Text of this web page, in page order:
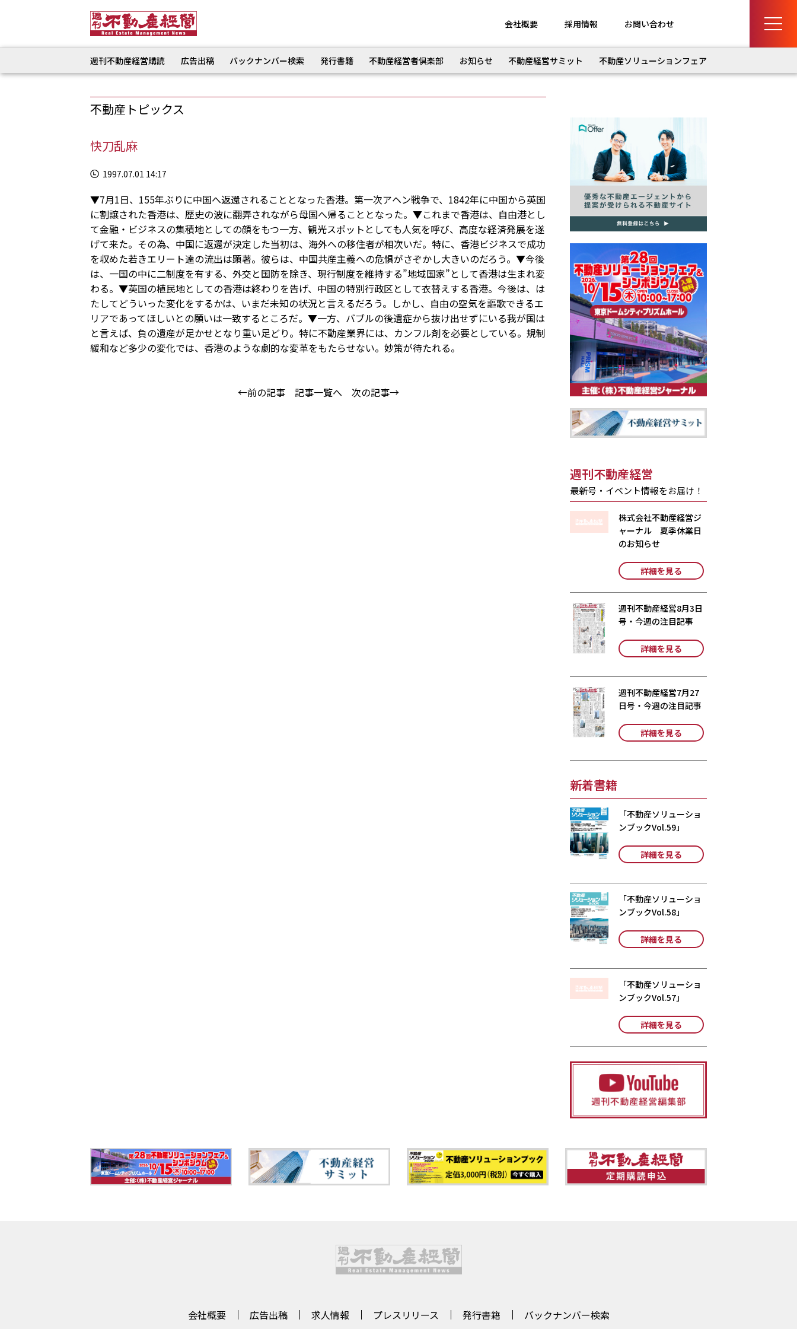
会社概要 採用情報 お問い合わせ
週刊不動産経営購読 広告出稿 バックナンバー検索 発行書籍 不動産経営者倶楽部 お知らせ 不動産経営サミット 不動産ソリューションフェア
不動産トピックス
快刀乱麻
1997.07.01 14:17
▼7月1日、155年ぶりに中国へ返還されることとなった香港。第一次アヘン戦争で、1842年に中国から英国
に割譲された香港は、歴史の波に翻弄されながら母国へ帰ることとなった。▼これまで香港は、自由港とし
て金融・ビジネスの集積地としての顔をもつ一方、観光スポットとしても人気を呼び、高度な経済発展を遂
げて来た。その為、中国に返還が決定した当初は、海外への移住者が相次いだ。特に、香港ビジネスで成功
を収めた若きエリート達の流出は顕著。彼らは、中国共産主義への危惧がさぞかし大きいのだろう。▼今後
は、一国の中に二制度を有する、外交と国防を除き、現行制度を維持する”地域国家”として香港は生まれ変
わる。▼英国の植民地としての香港は終わりを告げ、中国の特別行政区として衣替えする香港。今後は、は
たしてどういった変化をするかは、いまだ未知の状況と言えるだろう。しかし、自由の空気を謳歌できるエ
リアであってほしいとの願いは一致するところだ。▼一方、バブルの後遺症から抜け出せずにいる我が国は
と言えば、負の遺産が足かせとなり重い足どり。特に不動産業界には、カンフル剤を必要としている。規制
緩和など多少の変化では、香港のような劇的な変革をもたらせない。妙策が待たれる。
←前の記事 記事一覧へ 次の記事→
週刊不動産経営
最新号・イベント情報をお届け！
株式会社不動産経営ジ
ャーナル 夏季休業日
のお知らせ
詳細を見る
週刊不動産経営8月3日
号・今週の注目記事
詳細を見る
週刊不動産経営7月27
日号・今週の注目記事
詳細を見る
新着書籍
「不動産ソリューショ
ンブックVol.59」
詳細を見る
「不動産ソリューショ
ンブックVol.58」
詳細を見る
「不動産ソリューショ
ンブックVol.57」
詳細を見る
会社概要 広告出稿 求人情報 プレスリリース 発行書籍 バックナンバー検索